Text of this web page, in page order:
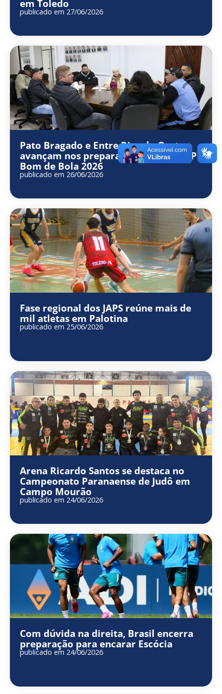
em Toledo
publicado em 27/06/2026
Pato Bragado e Entre Rios do Oeste
avançam nos preparativos para os JEPs
Bom de Bola 2026
publicado em 26/06/2026
Fase regional dos JAPS reúne mais de
mil atletas em Palotina
publicado em 25/06/2026
Arena Ricardo Santos se destaca no
Campeonato Paranaense de Judô em
Campo Mourão
publicado em 24/06/2026
Com dúvida na direita, Brasil encerra
preparação para encarar Escócia
publicado em 24/06/2026